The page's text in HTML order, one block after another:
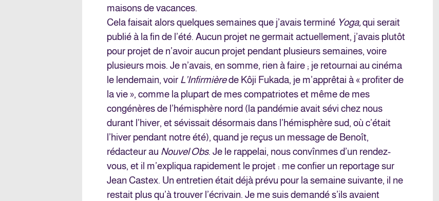
maisons de vacances.
Cela faisait alors quelques semaines que j’avais terminé Yoga,qui serait
publié à la fin de l’été. Aucun projet ne germait actuellement, j’avais plutôt
pour projet de n’avoir aucun projet pendant plusieurs semaines, voire
plusieurs mois. Je n’avais, en somme, rien à faire ; je retournai au cinéma
le lendemain, voir L’Infirmièrede Kôji Fukada, je m’apprêtai à « profiter de
la vie », comme la plupart de mes compatriotes et même de mes
congénères de l’hémisphère nord (la pandémie avait sévi chez nous
durant l’hiver, et sévissait désormais dans l’hémisphère sud, où c’était
l’hiver pendant notre été), quand je reçus un message de Benoît,
rédacteur au Nouvel Obs. Je le rappelai, nous convînmes d’un rendez-
vous, et il m’expliqua rapidement le projet : me confier un reportage sur
Jean Castex. Un entretien était déjà prévu pour la semaine suivante, il ne
restait plus qu’à trouver l’écrivain. Je me suis demandé s’ils avaient